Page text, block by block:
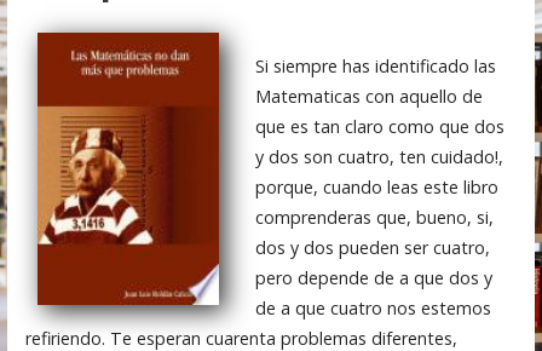
i
d
o
Si siempre has identificado las
Matematicas con aquello de
que es tan claro como que dos
y dos son cuatro, ten cuidado!,
porque, cuando leas este libro
comprenderas que, bueno, si,
dos y dos pueden ser cuatro,
pero depende de a que dos y
de a que cuatro nos estemos
refiriendo. Te esperan cuarenta problemas diferentes,